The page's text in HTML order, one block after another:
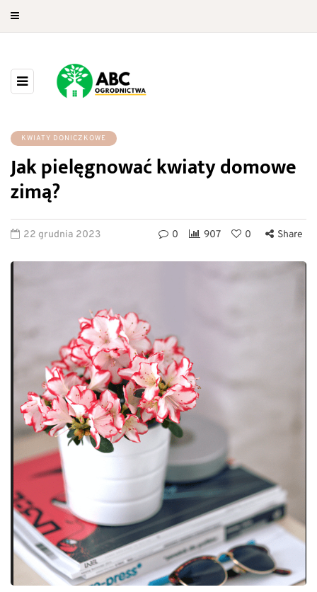
KWIATY DONICZKOWE
Jak pielęgnować kwiaty domowe
zimą?
22 grudnia 2023 0 907 0 Share